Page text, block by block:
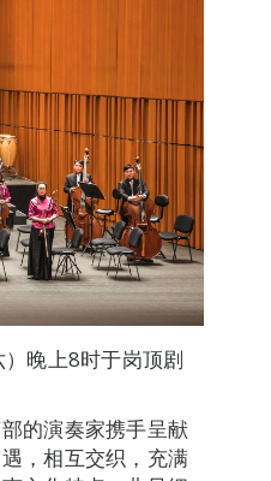
晚上8时于岗顶剧
的演奏家携手呈献
，相互交织，充满